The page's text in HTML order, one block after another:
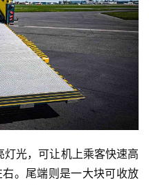
光，可让机上乘客快速高
。尾端则是一大块可收放